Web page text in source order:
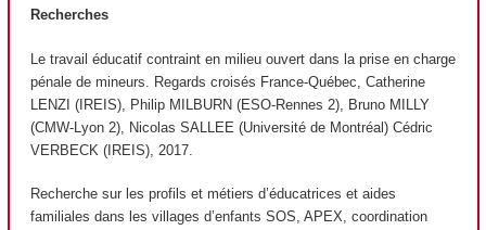
Recherches
Le travail éducatif contraint en milieu ouvert dans la prise en charge
pénale de mineurs. Regards croisés France-Québec, Catherine
LENZI (IREIS), Philip MILBURN (ESO-Rennes 2), Bruno MILLY
(CMW-Lyon 2), Nicolas SALLEE (Université de Montréal) Cédric
VERBECK (IREIS), 2017.
Recherche sur les profils et métiers d’éducatrices et aides
familiales dans les villages d’enfants SOS, APEX, coordination